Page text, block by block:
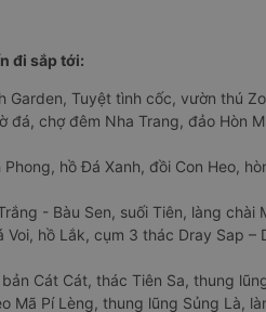
đi sắp tới:
Garden, Tuyệt tình cốc, vườn thú
đá, chợ đêm Nha Trang, đảo Hòn
hồ Đá Xanh, đồi Con Heo,
- Bàu Sen, suối Tiên, làng chài
hồ Lắk, cụm 3 thác Dray Sap –
Cát Cát, thác Tiên Sa, thung
Mã Pí Lèng, thung lũng Sủng Là,